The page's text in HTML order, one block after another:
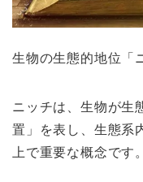
生物の生態的地位「
ニッチは、生物が生
置」を表し、生態系
上で重要な概念です。